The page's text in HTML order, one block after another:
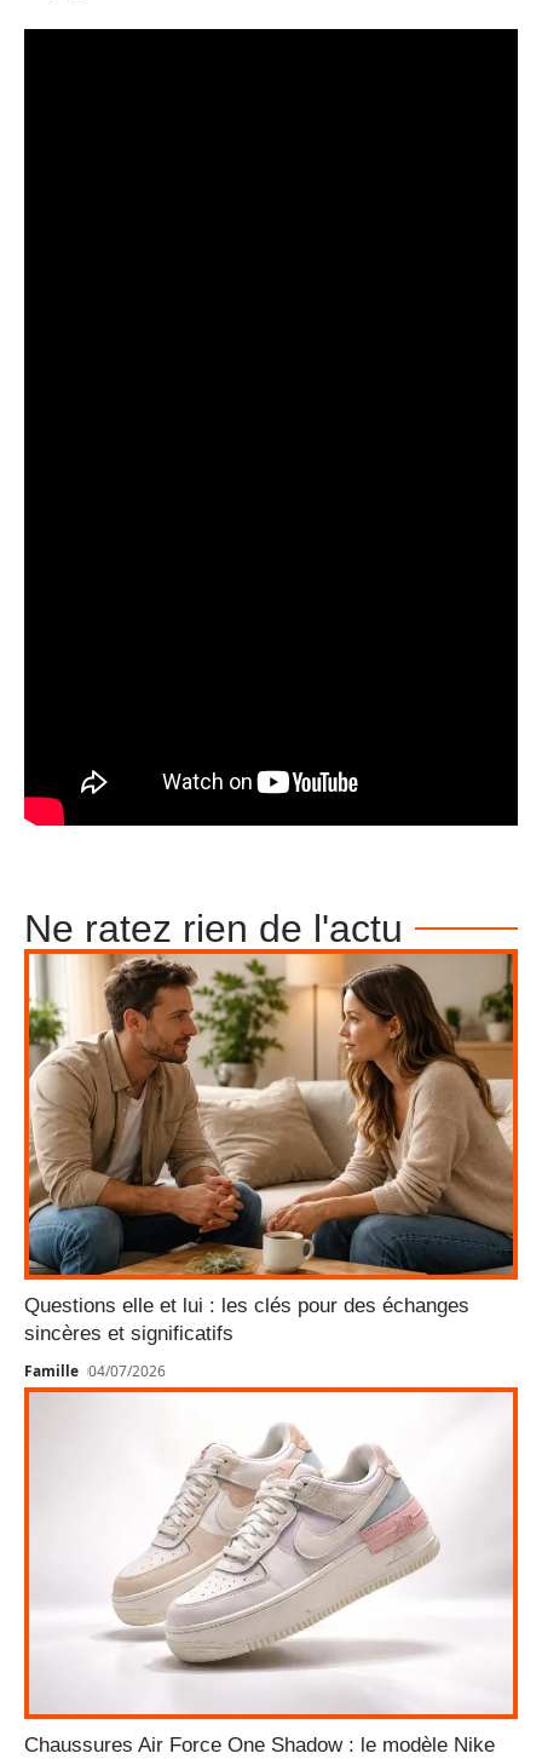
Ne ratez rien de l'actu
Questions elle et lui : les clés pour des échanges
sincères et significatifs
Famille 04/07/2026
Chaussures Air Force One Shadow : le modèle Nike